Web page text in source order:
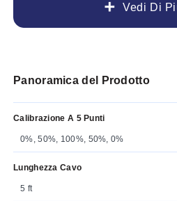
Vedi Di
Panoramica del Prodotto
Calibrazione A 5 Punti
0%, 50%, 100%, 50%, 0%
Lunghezza Cavo
5 ft